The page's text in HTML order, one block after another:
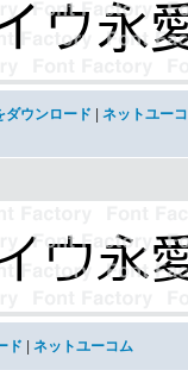
ダウンロード
ネットユーコ
ド ネットユーコム